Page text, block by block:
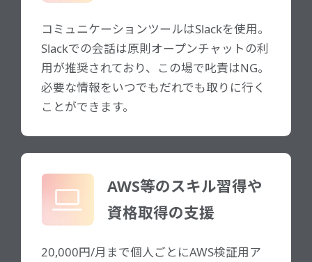
コミュニケーションツールはSlackを使用。
Slackでの会話は原則オープンチャットの利
用が推奨されており、この場で叱責はNG。
必要な情報をいつでもだれでも取りに行く
ことができます。
AWS等のスキル習得や
資格取得の支援
20,000円/月まで個人ごとにAWS検証用ア